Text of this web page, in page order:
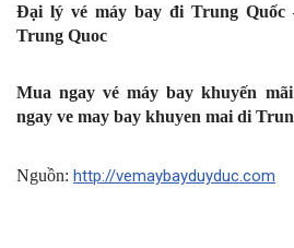
Đại lý vé máy bay đi Trung
Trung Quoc
Mua ngay vé máy bay khuyến
ngay ve may bay khuyen mai di
Nguồn: http://vemaybayduyduc.com